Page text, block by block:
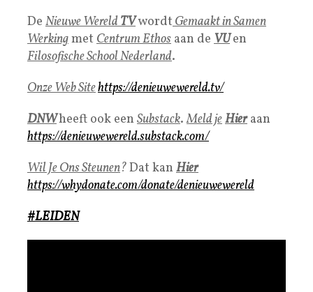
De Nieuwe WereldTVwordtGemaakt in Samen
Werkingmet Centrum Ethos aan de VUen
Filosofische School Nederland.
Onze Web Sitehttps://denieuwewereld.tv/
DNWheeft ook een Substack.Meld jeHieraan
https://denieuwewereld.substack.com/
Wil Je Ons Steunen?Dat kan Hier
https://whydonate.com/donate/denieuwewereld
#LEIDEN